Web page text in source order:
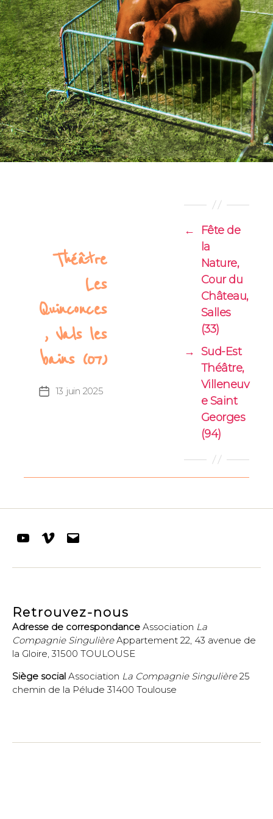
Théâtre
Les
Quinconces
, Vals les
bains (07)
Date13 juin 2025
←
Fête de
la
Nature,
Cour du
Château,
Salles
(33)
→ Sud-Est
Théâtre,
Villeneuv
e Saint
Georges
(94)
YoutubeVimeo
E-
Retrouvez-nous
Adresse de correspondance Association La
Compagnie SingulièreAppartement 22, 43 avenue de
la Gloire, 31500 TOULOUSE
Siège social Association La Compagnie Singulière25
chemin de la Pélude 31400 Toulouse